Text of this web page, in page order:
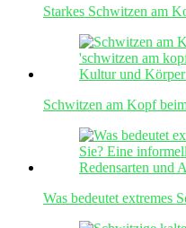
Starkes Schwitzen am
Schwitzen am Kopf
Was bedeutet extremes